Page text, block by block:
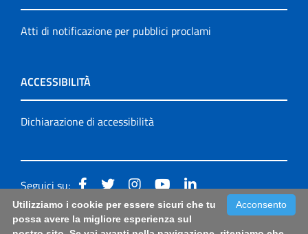
Atti di notificazione per pubblici proclami
ACCESSIBILITÀ
Dichiarazione di accessibilità
Seguici su:
Accessibilità: form di segnalazione di prima istanza per
Acconsento
Utilizziamo i cookie per essere sicuri che tu
possa avere la migliore esperienza sul